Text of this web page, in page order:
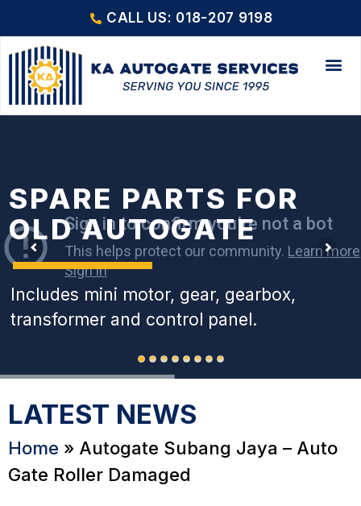
CALL US: 018-207 9198
SPARE PARTS FOR
OLD AUTOGATE
Includes mini motor, gear, gearbox,
transformer and control panel.
LATEST NEWS
Home » Autogate Subang Jaya – Auto
Gate Roller Damaged